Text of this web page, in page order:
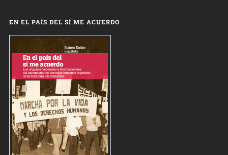
EN EL PAÍS DEL SÍ ME ACUERDO